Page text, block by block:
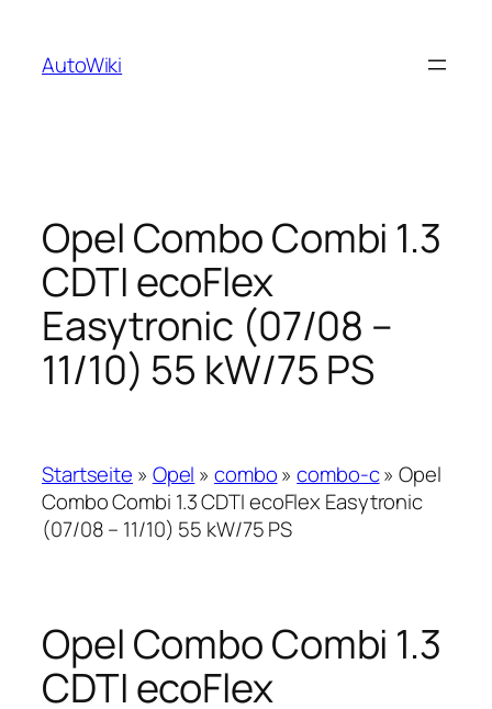
springen
AutoWiki
Opel Combo Combi 1.3
CDTI ecoFlex
Easytronic (07/08 –
11/10) 55 kW/75 PS
Startseite » Opel »combo»combo-c»Opel
Combo Combi 1.3 CDTI ecoFlex Easytronic
(07/08 – 11/10) 55 kW/75 PS
Opel Combo Combi 1.3
CDTI ecoFlex